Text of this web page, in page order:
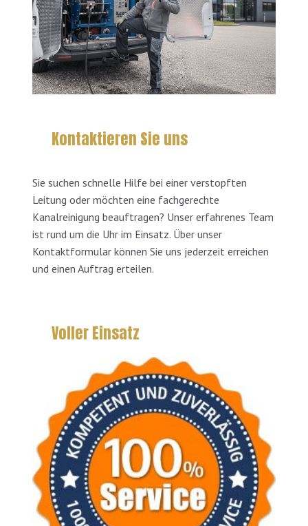
Kontaktieren Sie uns
Sie suchen schnelle Hilfe bei einer verstopften
Leitung oder möchten eine fachgerechte
Kanalreinigung beauftragen? Unser erfahrenes Team
ist rund um die Uhr im Einsatz. Über unser
Kontaktformular können Sie uns jederzeit erreichen
und einen Auftrag erteilen.
Voller Einsatz